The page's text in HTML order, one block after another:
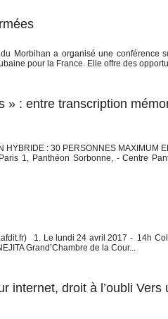
Morbihan a organisé une conférence
pour la France. Elle offre des
» : entre transcription
: 30 PERSONNES MAXIMUM
1, Panthéon Sorbonne, - Centre
1. Le lundi 24 avril 2017 - 14h
Grand’Chambre de la Cour...
internet, droit à l’oubli Vers